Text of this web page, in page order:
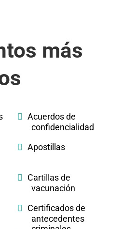
más
Acuerdos de
confidencialidad
Apostillas
Cartillas de
vacunación
Certificados de
antecedentes